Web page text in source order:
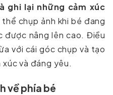
ghi lại những cảm xúc
thể chụp ảnh khi bé đang
được nâng lên cao. Điều
với cái góc chụp và tạo
và đáng yêu.
về phía bé